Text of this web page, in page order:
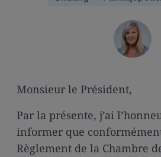
media
links
Monsieur le Président,
Par la présente, j’ai
informer que
Règlement de la Chambre